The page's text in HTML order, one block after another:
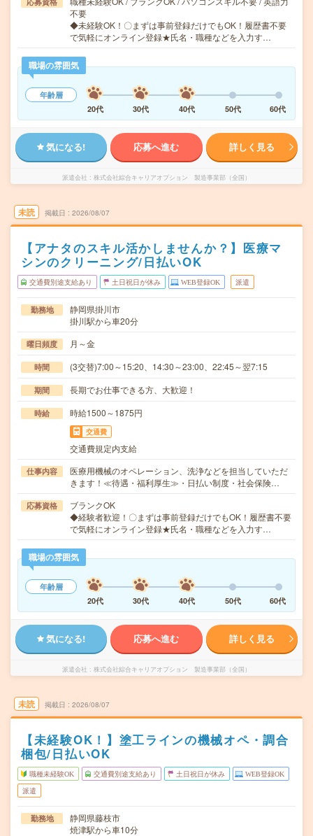
不要
◆未経験OK！〇まずは事前登録だけでもOK！履歴書不要
で気軽にオンライン登録★氏名・職種などを入力す…
職場の雰囲気
年齢層
20代
30代 40代 50代 60代
気になる! 応募へ進む 詳しく見る
派遣会社 株式会社綜合キャリアオプション 製造事業部（全国）
未読 掲載日 2026/08/07
【アナタのスキル活かしませんか？】医療マ
シンのクリーニング/日払いOK
交通費別途支給あり 土日祝日が休み WEB登録OK 派遣
勤務地
静岡県掛川市
掛川駅から車20分
曜日頻度 月～金
時間 (3交替)7:00～15:20、14:30～23:00、22:45～翌7:15
期間 長期でお仕事できる方、大歓迎！
時給 時給1500～1875円
交通費
交通費規定内支給
仕事内容
医療用機械のオペレーション、洗浄などを担当していただ
きます！≪待遇・福利厚生≫・日払い制度・社会保険…
応募資格
ブランクOK
◆経験者歓迎！〇まずは事前登録だけでもOK！履歴書不要
で気軽にオンライン登録★氏名・職種などを入力す…
職場の雰囲気
年齢層
20代
30代 40代 50代 60代
気になる! 応募へ進む 詳しく見る
派遣会社 株式会社綜合キャリアオプション 製造事業部（全国）
未読 掲載日 2026/08/07
【未経験OK！】塗工ラインの機械オペ・調合
梱包/日払いOK
職種未経験OK 交通費別途支給あり 土日祝日が休み WEB登録OK
派遣
勤務地
静岡県藤枝市
焼津駅から車10分